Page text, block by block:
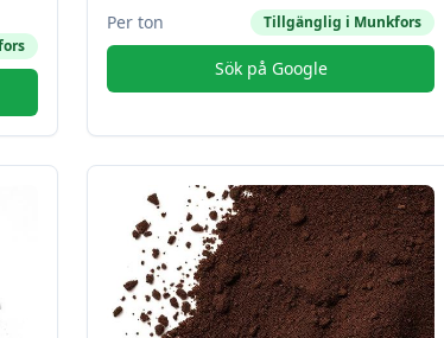
Per ton
Tillgänglig i Munkfors
Sök på Google